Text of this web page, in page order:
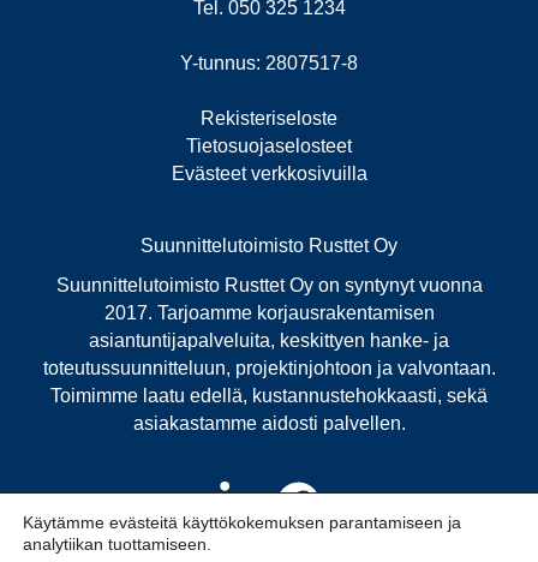
Tel. 050 325 1234
Y-tunnus: 2807517-8
Rekisteriseloste
Tietosuojaselosteet
Evästeet verkkosivuilla
Suunnittelutoimisto Rusttet Oy
Suunnittelutoimisto Rusttet Oy on syntynyt vuonna
2017. Tarjoamme korjausrakentamisen
asiantuntijapalveluita, keskittyen hanke- ja
toteutussuunnitteluun, projektinjohtoon ja valvontaan.
Toimimme laatu edellä, kustannustehokkaasti, sekä
asiakastamme aidosti palvellen.
Käytämme evästeitä käyttökokemuksen parantamiseen ja
analytiikan tuottamiseen.